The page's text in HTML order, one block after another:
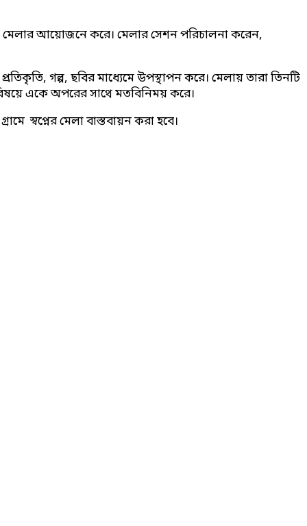
মেলার আয়োজনে করে। মেলার সেশন পরিচালনা করেন,
গল্প, ছবির মাধ্যেমে উপস্থাপন করে। মেলায় তারা তিনটি
একে অপরের সাথে মতবিনিময় করে।
স্বপ্নের মেলা বাস্তবায়ন করা হবে।